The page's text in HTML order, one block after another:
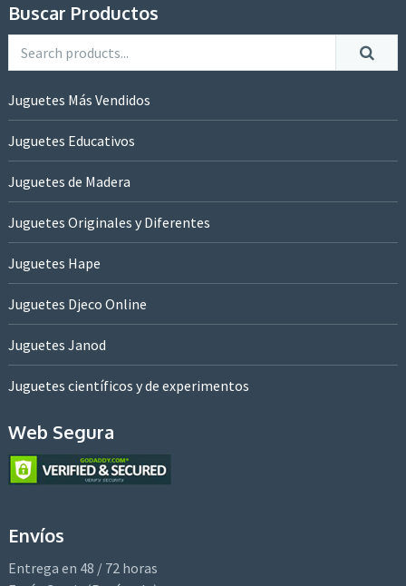
Buscar Productos
Juguetes Más Vendidos
Juguetes Educativos
Juguetes de Madera
Juguetes Originales y Diferentes
Juguetes Hape
Juguetes Djeco Online
Juguetes Janod
Juguetes científicos y de experimentos
Web Segura
Envíos
Entrega en 48 / 72 horas